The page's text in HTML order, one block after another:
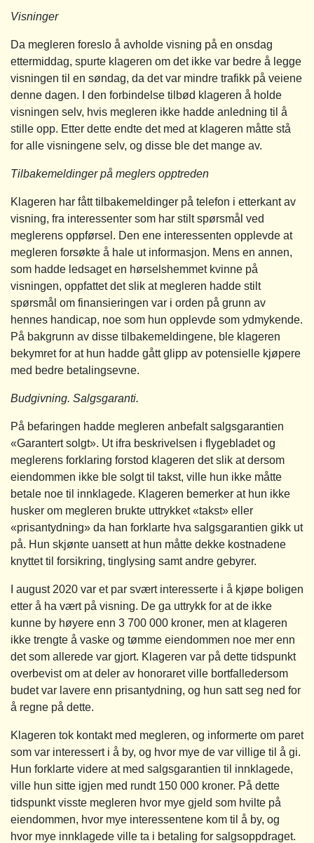
Visninger
Da megleren foreslo å avholde visning på en onsdag
ettermiddag, spurte klageren om det ikke var bedre å legge
visningen til en søndag, da det var mindre trafikk på veiene
denne dagen. I den forbindelse tilbød klageren å holde
visningen selv, hvis megleren ikke hadde anledning til å
stille opp. Etter dette endte det med at klageren måtte stå
for alle visningene selv, og disse ble det mange av.
Tilbakemeldinger på meglers opptreden
Klageren har fått tilbakemeldinger på telefon i etterkant av
visning, fra interessenter som har stilt spørsmål ved
meglerens oppførsel. Den ene interessenten opplevde at
megleren forsøkte å hale ut informasjon. Mens en annen,
som hadde ledsaget en hørselshemmet kvinne på
visningen, oppfattet det slik at megleren hadde stilt
spørsmål om finansieringen var i orden på grunn av
hennes handicap, noe som hun opplevde som ydmykende.
På bakgrunn av disse tilbakemeldingene, ble klageren
bekymret for at hun hadde gått glipp av potensielle kjøpere
med bedre betalingsevne.
Budgivning. Salgsgaranti.
På befaringen hadde megleren anbefalt salgsgarantien
«Garantert solgt». Ut ifra beskrivelsen i flygebladet og
meglerens forklaring forstod klageren det slik at dersom
eiendommen ikke ble solgt til takst, ville hun ikke måtte
betale noe til innklagede. Klageren bemerker at hun ikke
husker om megleren brukte uttrykket «takst» eller
«prisantydning» da han forklarte hva salgsgarantien gikk ut
på. Hun skjønte uansett at hun måtte dekke kostnadene
knyttet til forsikring, tinglysing samt andre gebyrer.
I august 2020 var et par svært interesserte i å kjøpe boligen
etter å ha vært på visning. De ga uttrykk for at de ikke
kunne by høyere enn 3 700 000 kroner, men at klageren
ikke trengte å vaske og tømme eiendommen noe mer enn
det som allerede var gjort. Klageren var på dette tidspunkt
overbevist om at deler av honoraret ville bortfalledersom
budet var lavere enn prisantydning, og hun satt seg ned for
å regne på dette.
Klageren tok kontakt med megleren, og informerte om paret
som var interessert i å by, og hvor mye de var villige til å gi.
Hun forklarte videre at med salgsgarantien til innklagede,
ville hun sitte igjen med rundt 150 000 kroner. På dette
tidspunkt visste megleren hvor mye gjeld som hvilte på
eiendommen, hvor mye interessentene kom til å by, og
hvor mye innklagede ville ta i betaling for salgsoppdraget.